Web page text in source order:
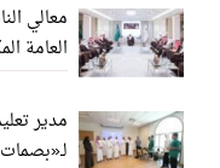
معالي
العامة
مدير
لـ«بصمات